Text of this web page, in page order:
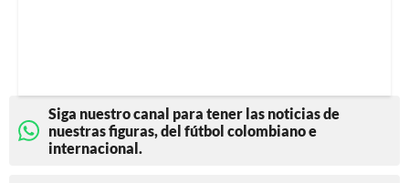
Siga nuestro canal para tener las noticias de
nuestras figuras, del fútbol colombiano e
internacional.